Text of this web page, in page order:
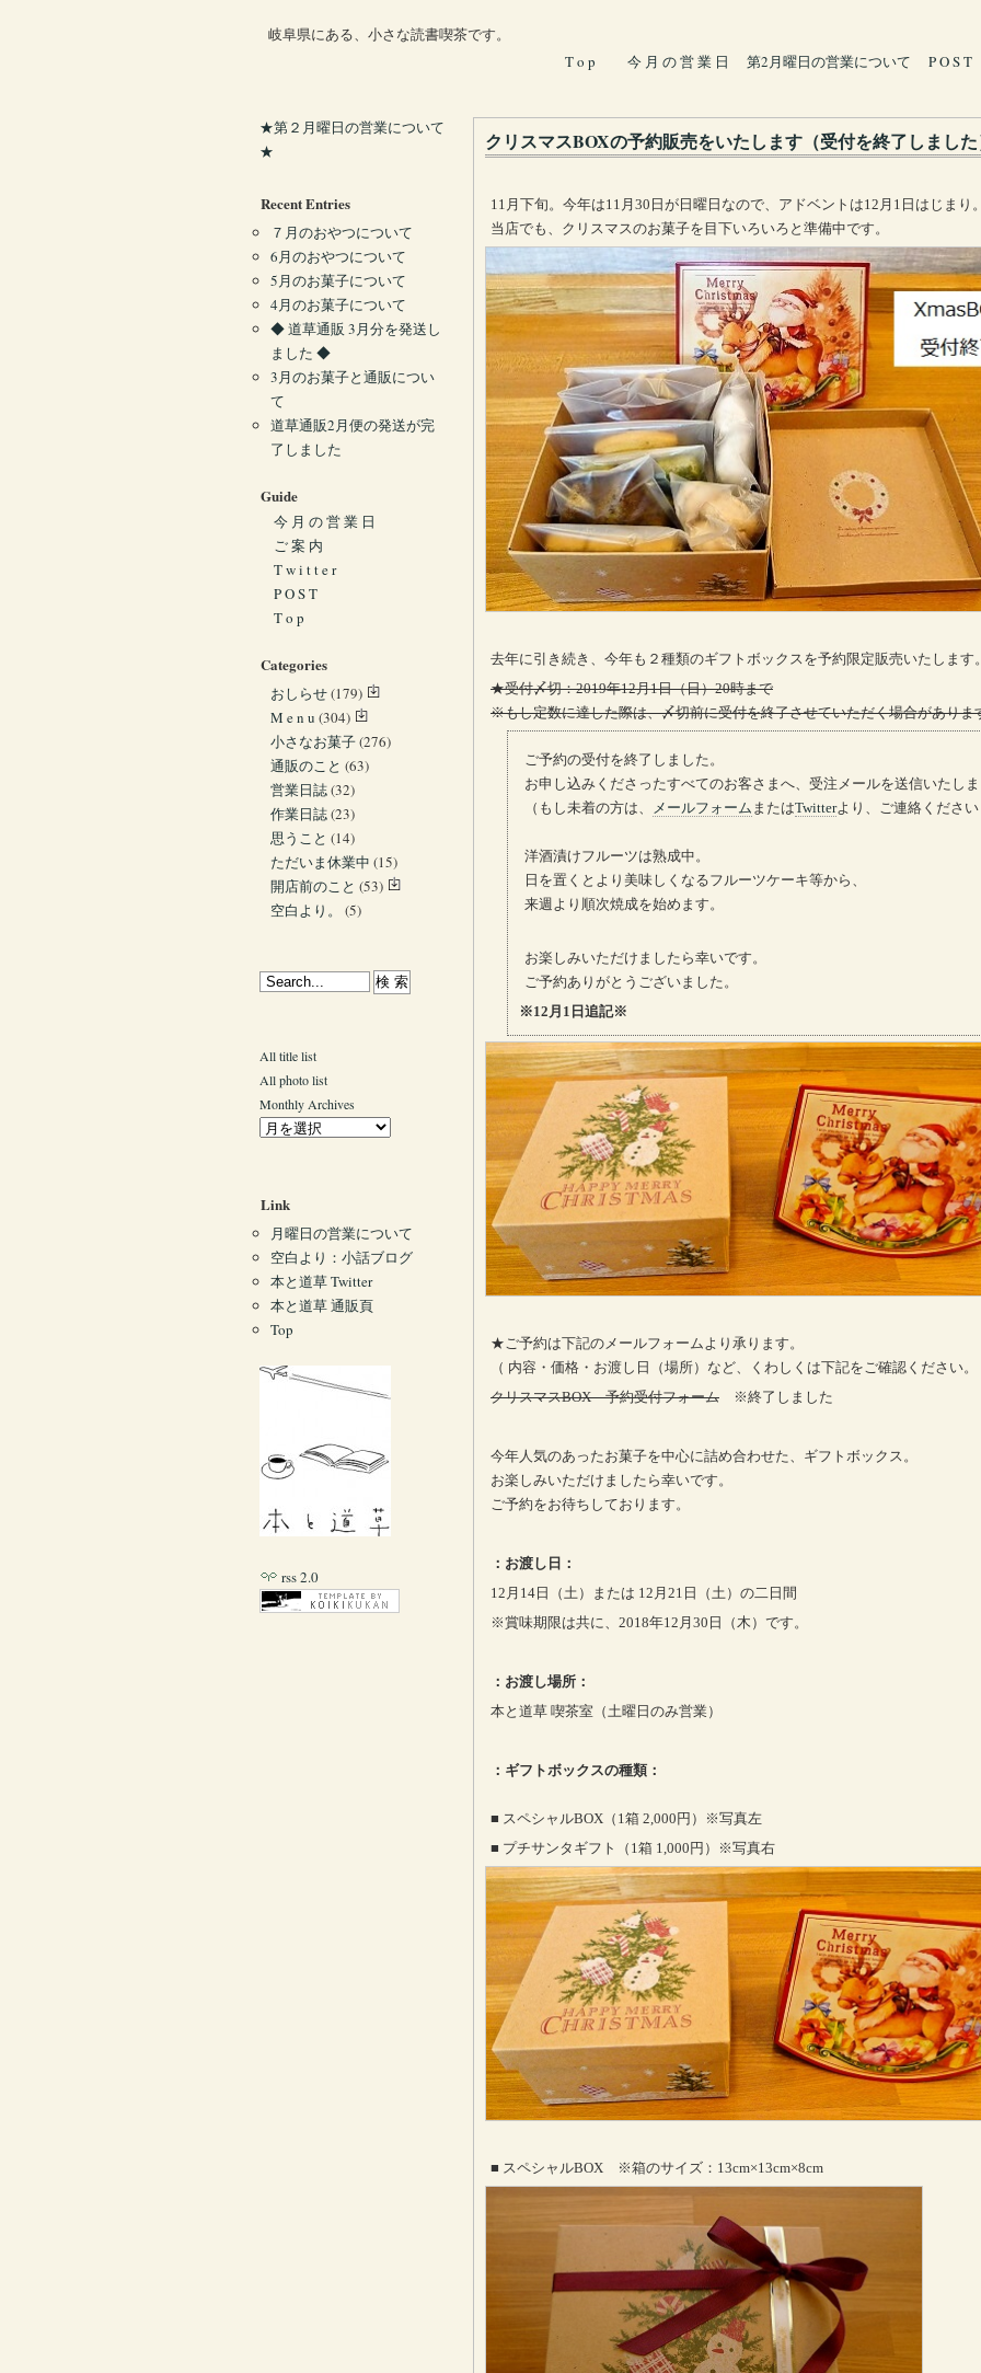
岐阜県にある、小さな読書喫茶です。
T o p
今 月 の 営 業 日 第2月曜日の営業について P O S T
クリスマスBOXの予約販売をいたします（受付を終了しまし
11月下旬。今年は11月30日が日曜日なので、アドベントは12月1日はじまり
当店でも、クリスマスのお菓子を目下いろいろと準備中です。
去年に引き続き、今年も２種類のギフトボックスを予約限定販売いたします
★受付〆切：2019年12月1日（日）20時まで
※もし定数に達した際は、〆切前に受付を終了させていただく場合がありま
ご予約の受付を終了しました。
お申し込みくださったすべてのお客さまへ、受注メールを送信いたし
（もし未着の方は、
メールフォーム またはTwitterより、ご連絡くださ
洋酒漬けフルーツは熟成中。
日を置くとより美味しくなるフルーツケーキ等から、
来週より順次焼成を始めます。
お楽しみいただけましたら幸いです。
ご予約ありがとうございました。
※12月1日追記※
★ご予約は下記のメールフォームより承ります。
（ 内容・価格・お渡し日（場所）など、くわしくは下記をご確認ください。
クリスマスBOX 予約受付フォーム ※終了しました
今年人気のあったお菓子を中心に詰め合わせた、ギフトボックス。
お楽しみいただけましたら幸いです。
ご予約をお待ちしております。
：お渡し日：
12月14日（土）または 12月21日（土）の二日間
※賞味期限は共に、2018年12月30日（木）です。
：お渡し場所：
本と道草 喫茶室（土曜日のみ営業）
：ギフトボックスの種類：
■ スペシャルBOX（1箱 2,000円）※写真左
■ プチサンタギフト（1箱 1,000円）※写真右
■ スペシャルBOX ※箱のサイズ：13cm×13cm×8cm
★第２月曜日の営業について
★
Recent Entries
７月のおやつについて
6月のおやつについて
5月のお菓子について
4月のお菓子について
◆ 道草通販 3月分を発送し
ました ◆
3月のお菓子と通販につい
て
道草通販2月便の発送が完
了しました
Guide
今 月 の 営 業 日
ご 案 内
T w i t t e r
P O S T
T o p
Categories
おしらせ(179)
M e n u (304)
小さなお菓子(276)
通販のこと (63)
営業日誌(32)
作業日誌(23)
思うこと (14)
ただいま休業中 (15)
開店前のこと (53)
空白より。
(5)
All title list
All photo list
Monthly Archives
Link
月曜日の営業について
空白より：小話ブログ
本と道草 Twitter
本と道草 通販頁
Top
rss 2.0